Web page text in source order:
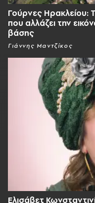
Γούρνες
που αλλάζει την
βάσης
Γιάννης Μαντζίκος
Ελισάβετ